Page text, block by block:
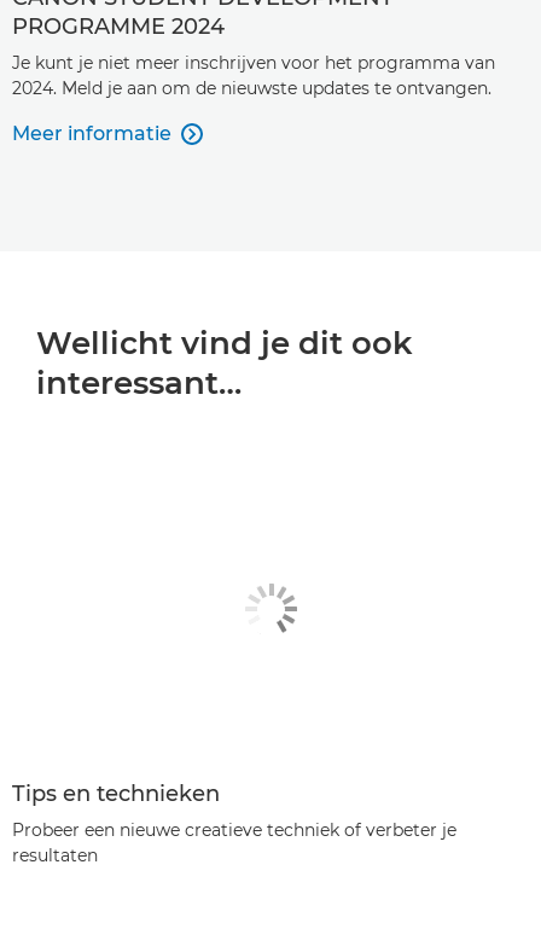
PROGRAMME 2024
Je kunt je niet meer inschrijven voor het programma van
2024. Meld je aan om de nieuwste updates te ontvangen.
Meer informatie 
Wellicht vind je dit ook
interessant…
Tips en technieken
Probeer een nieuwe creatieve techniek of verbeter je
resultaten